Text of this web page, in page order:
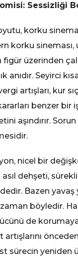
Sessizliği
korku
korku
figür üzerinden
anıdır. Seyirci
artışları, kur
benzer bir
aşındırır.
nicel bir
dehşeti,
Bazen yavaş
böyledir.
de
sürecin yeniden